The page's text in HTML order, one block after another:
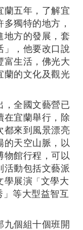
五年，了解宜
獨特的地方，
地方的發展，套
」，他要改口說
富生活，佛光大
蘭的文化及觀光
全國文藝營已
在宜蘭舉行，除
都來到風景漂亮
的天空山脈，以
物館行程，可以
活動包括文藝派
學展演 「 文學大
」等大型益智互
個組十個班開